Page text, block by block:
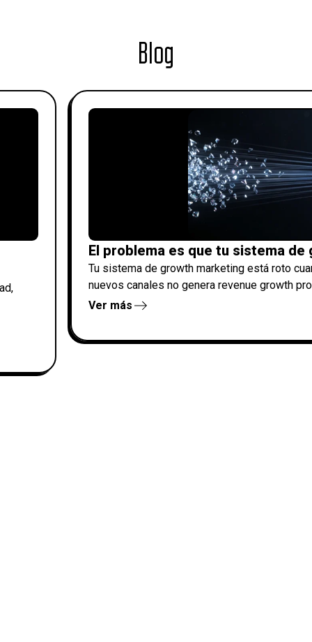
Blog
El problema es que tu sistema
Tu sistema de growth marketing está roto
nuevos canales no genera revenue growth
Ver más